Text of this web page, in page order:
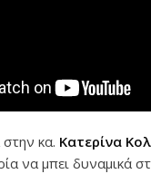
κα. Κατερίνα
να μπει δυναμικά